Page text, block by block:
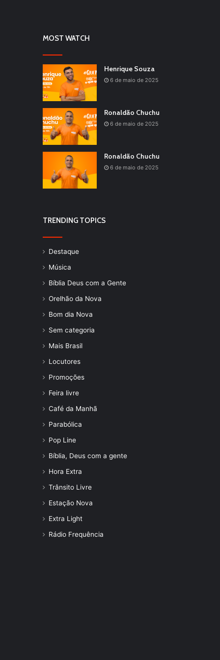
MOST WATCH
Henrique Souza
6 de maio de 2025
Ronaldão Chuchu
6 de maio de 2025
Ronaldão Chuchu
6 de maio de 2025
TRENDING TOPICS
Destaque
Música
Bíblia Deus com a Gente
Orelhão da Nova
Bom dia Nova
Sem categoria
Mais Brasil
Locutores
Promoções
Feira livre
Café da Manhã
Parabólica
Pop Line
Bíblia, Deus com a gente
Hora Extra
Trânsito Livre
Estação Nova
Extra Light
Rádio Frequência